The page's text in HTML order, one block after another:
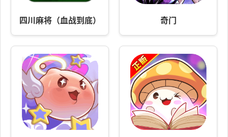
四川麻将（血战到底） 奇门